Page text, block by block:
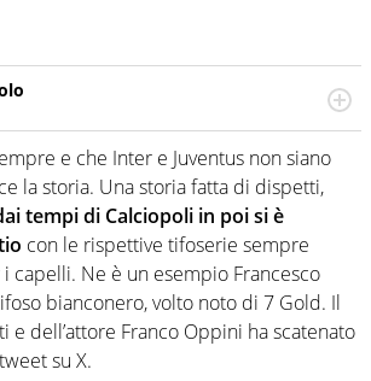
ha seguito numerose manifestazioni
con agenzie e testate. Esperienza,
conoscenza e memoria storica. Si occupa
di calcio
e che Inter e Juventus non siano
la storia. Una storia fatta di dispetti,
tempi di Calciopoli in poi si è
con le rispettive tifoserie sempre
capelli. Ne è un esempio Francesco
bianconero, volto noto di 7 Gold. Il
e dell’attore Franco Oppini ha scatenato
su X.